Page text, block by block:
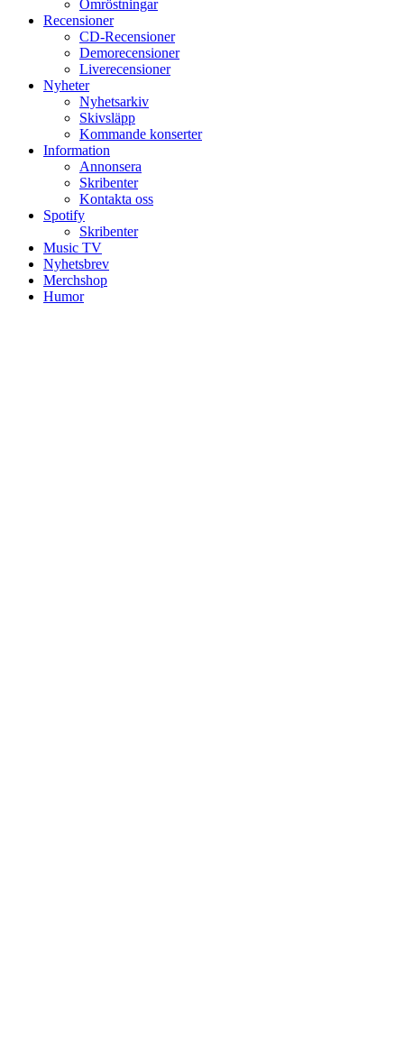
Omröstningar
Recensioner
CD-Recensioner
Demorecensioner
Liverecensioner
Nyheter
Nyhetsarkiv
Skivsläpp
Kommande konserter
Information
Annonsera
Skribenter
Kontakta oss
Spotify
Skribenter
Music TV
Nyhetsbrev
Merchshop
Humor